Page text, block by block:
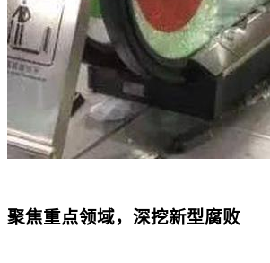
聚焦重点领域，深挖新型腐败